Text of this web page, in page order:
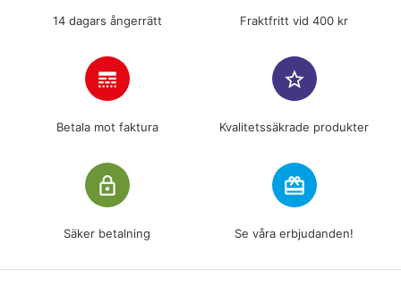
14 dagars ångerrätt Fraktfritt vid 400 kr
line_style
Betala mot faktura
star_border
Kvalitetssäkrade produkter
lock_outline
Säker betalning
redeem
Se våra erbjudanden!